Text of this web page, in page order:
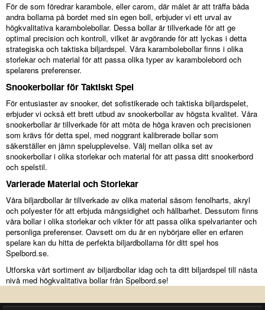
För de som föredrar karambole, eller carom, där målet är att träffa båda
andra bollarna på bordet med sin egen boll, erbjuder vi ett urval av
högkvalitativa karambolebollar. Dessa bollar är tillverkade för att ge
optimal precision och kontroll, vilket är avgörande för att lyckas i detta
strategiska och taktiska biljardspel. Våra karambolebollar finns i olika
storlekar och material för att passa olika typer av karambolebord och
spelarens preferenser.
Snookerbollar för Taktiskt Spel
För entusiaster av snooker, det sofistikerade och taktiska biljardspelet,
erbjuder vi också ett brett utbud av snookerbollar av högsta kvalitet. Våra
snookerbollar är tillverkade för att möta de höga kraven och precisionen
som krävs för detta spel, med noggrant kalibrerade bollar som
säkerställer en jämn spelupplevelse. Välj mellan olika set av
snookerbollar i olika storlekar och material för att passa ditt snookerbord
och spelstil.
Varierade Material och Storlekar
Våra biljardbollar är tillverkade av olika material såsom fenolharts, akryl
och polyester för att erbjuda mångsidighet och hållbarhet. Dessutom finns
våra bollar i olika storlekar och vikter för att passa olika spelvarianter och
personliga preferenser. Oavsett om du är en nybörjare eller en erfaren
spelare kan du hitta de perfekta biljardbollarna för ditt spel hos
Spelbord.se.
Utforska vårt sortiment av biljardbollar idag och ta ditt biljardspel till nästa
nivå med högkvalitativa bollar från Spelbord.se!